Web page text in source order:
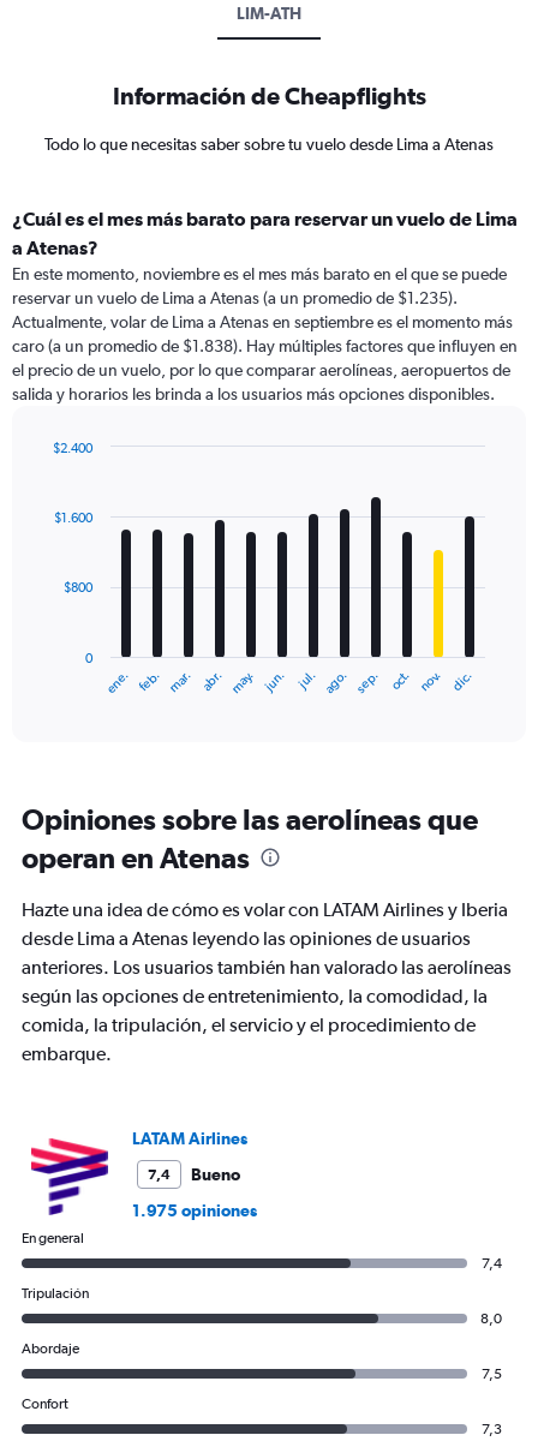
LIM-ATH
Información de Cheapflights
Todo lo que necesitas saber sobre tu vuelo desde Lima a Atenas
¿Cuál es el mes más barato para reservar un vuelo de Lima
a Atenas?
En este momento, noviembre es el mes más barato en el que se puede
reservar un vuelo de Lima a Atenas (a un promedio de $1.235).
Actualmente, volar de Lima a Atenas en septiembre es el momento más
caro (a un promedio de $1.838). Hay múltiples factores que influyen en
el precio de un vuelo, por lo que comparar aerolíneas, aeropuertos de
salida y horarios les brinda a los usuarios más opciones disponibles.
with
12
The
categories.
chart
1
Y
axis
values.
Range:
0
ene. feb. mar. abr. may. jun. jul. ago. sep. oct. nov. dic.
0
$800
$1.600
$2.400
Opiniones sobre las aerolíneas que
operan en Atenas
Hazte una idea de cómo es volar con LATAM Airlines y Iberia
desde Lima a Atenas leyendo las opiniones de usuarios
anteriores. Los usuarios también han valorado las aerolíneas
según las opciones de entretenimiento, la comodidad, la
comida, la tripulación, el servicio y el procedimiento de
embarque.
LATAM Airlines
7,4
Bueno
1.975 opiniones
En general
7,4
Tripulación
8,0
Abordaje
7,5
Confort
7,3